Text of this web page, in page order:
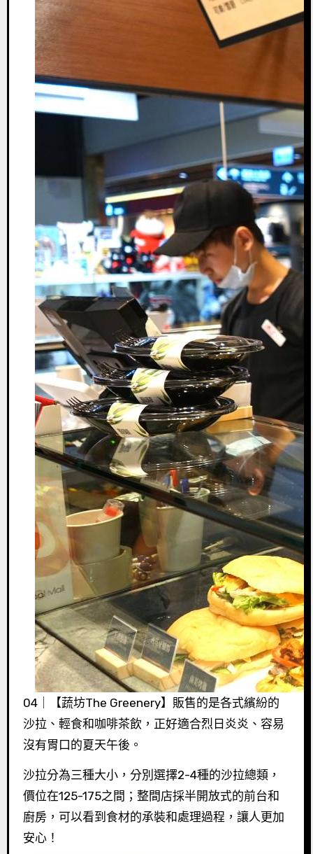
04｜【蔬坊The Greenery】販售的是各式繽紛的
沙拉、輕食和咖啡茶飲，正好適合烈日炎炎、容易
沒有胃口的夏天午後。
沙拉分為三種大小，分別選擇2-4種的沙拉總類，
價位在125-175之間；整間店採半開放式的前台和
廚房，可以看到食材的承裝和處理過程，讓人更加
安心！